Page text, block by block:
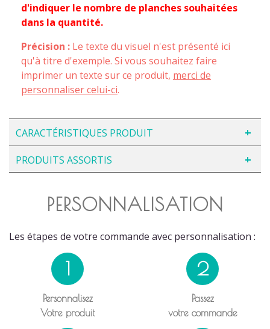
d'indiquer le nombre de planches souhaitées
dans la quantité.
Précision : Le texte du visuel n'est présenté ici
qu'à titre d'exemple. Si vous souhaitez faire
imprimer un texte sur ce produit, merci de
personnaliser celui-ci.
CARACTÉRISTIQUES PRODUIT
PRODUITS ASSORTIS
PERSONNALISATION
Les étapes de votre commande avec personnalisation :
1
Personnalisez
Votre produit
2
Passez
votre commande